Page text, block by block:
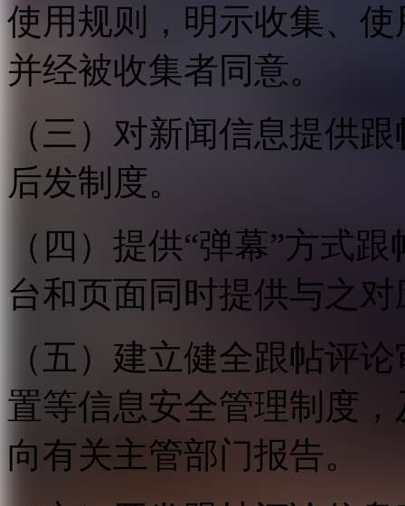
使用规则，明示收集、
并经被收集者同意。
（三）对新闻信息提供
后发制度。
（四）提供“弹幕”方式
台和页面同时提供与之
（五）建立健全跟帖评
置等信息安全管理制度
向有关主管部门报告。